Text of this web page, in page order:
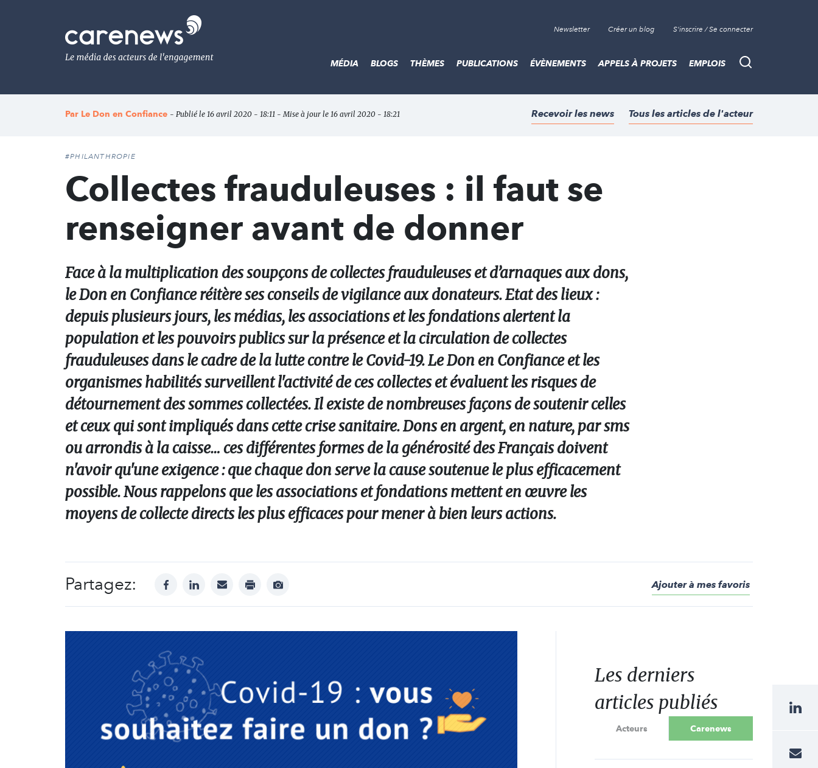
Le
média
de
l'engagement
Newsletter Créer un blog S'inscrire / Se connecter
Recherche
MÉDIA BLOGS THÈMES PUBLICATIONS ÉVÈNEMENTS APPELS À PROJETS EMPLOIS
Par Le Don en Confiance - Publié le 16 avril 2020 - 18:11 - Mise à jour le 16 avril 2020 - 18:21 Recevoir les news Tous les articles de l'acteur
#PHILANTHROPIE
Collectes frauduleuses : il faut se
renseigner avant de donner
Face à la multiplication des soupçons de collectes frauduleuses et d’arnaques aux dons,
le Don en Confiance réitère ses conseils de vigilance aux donateurs. Etat des lieux :
depuis plusieurs jours, les médias, les associations et les fondations alertent la
population et les pouvoirs publics sur la présence et la circulation de collectes
frauduleuses dans le cadre de la lutte contre le Covid-19. Le Don en Confiance et les
organismes habilités surveillent l'activité de ces collectes et évaluent les risques de
détournement des sommes collectées. Il existe de nombreuses façons de soutenir celles
et ceux qui sont impliqués dans cette crise sanitaire. Dons en argent, en nature, par sms
ou arrondis à la caisse… ces différentes formes de la générosité des Français doivent
n'avoir qu'une exigence : que chaque don serve la cause soutenue le plus efficacement
possible. Nous rappelons que les associations et fondations mettent en œuvre les
moyens de collecte directs les plus efficaces pour mener à bien leurs actions.
Partagez: facebooklinkedinmail print
Afficher
Ajouter à mes favoris
Les derniers
articles publiés
Acteurs Carenews